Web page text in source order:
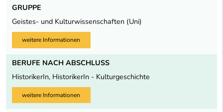
GRUPPE
Geistes- und Kulturwissenschaften (Uni)
weitere Informationen
BERUFE NACH ABSCHLUSS
HistorikerIn, HistorikerIn - Kulturgeschichte
weitere Informationen